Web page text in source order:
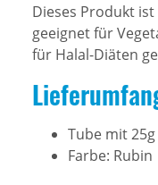
Dieses Produkt
geeignet für
für Halal-Diäten
Tube mit
Farbe: Rubin